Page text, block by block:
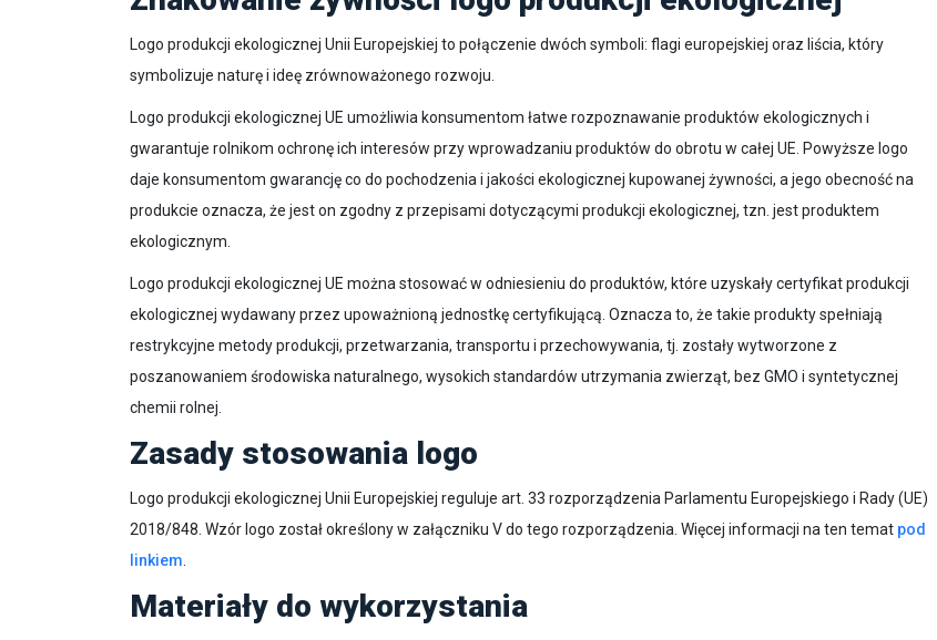
Logo produkcji ekologicznej Unii Europejskiej to połączenie dwóch symboli: flagi europejskiej oraz liścia, który
symbolizuje naturę i ideę zrównoważonego rozwoju.
Logo produkcji ekologicznej UE umożliwia konsumentom łatwe rozpoznawanie produktów ekologicznych i
gwarantuje rolnikom ochronę ich interesów przy wprowadzaniu produktów do obrotu w całej UE. Powyższe logo
daje konsumentom gwarancję co do pochodzenia i jakości ekologicznej kupowanej żywności, a jego obecność na
produkcie oznacza, że jest on zgodny z przepisami dotyczącymi produkcji ekologicznej, tzn. jest produktem
ekologicznym.
Logo produkcji ekologicznej UE można stosować w odniesieniu do produktów, które uzyskały certyfikat produkcji
ekologicznej wydawany przez upoważnioną jednostkę certyfikującą. Oznacza to, że takie produkty spełniają
restrykcyjne metody produkcji, przetwarzania, transportu i przechowywania, tj. zostały wytworzone z
poszanowaniem środowiska naturalnego, wysokich standardów utrzymania zwierząt, bez GMO i syntetycznej
chemii rolnej.
Zasady stosowania logo
Logo produkcji ekologicznej Unii Europejskiej reguluje art. 33 rozporządzenia Parlamentu Europejskiego i Rady (UE)
2018/848. Wzór logo został określony w załączniku V do tego rozporządzenia. Więcej informacji na ten temat pod
linkiem
Materiały do wykorzystania